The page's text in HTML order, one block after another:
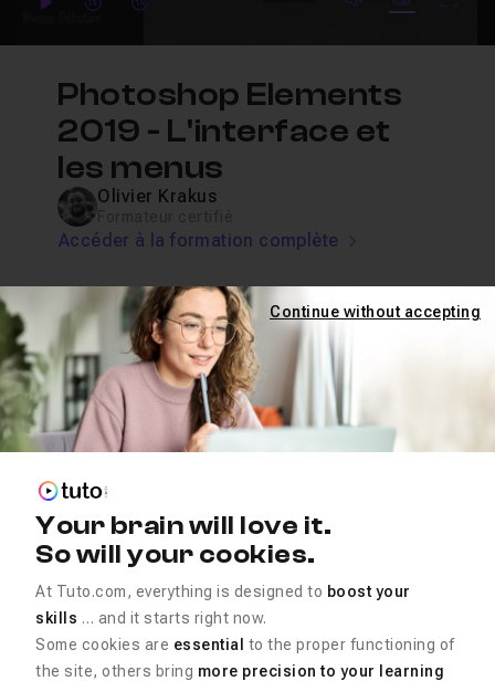
PlayForwardForward mute video
Subtitles
Photoshop Elements
2019 - L'interface et
les menus
Olivier Krakus
Accéder à la formation complète